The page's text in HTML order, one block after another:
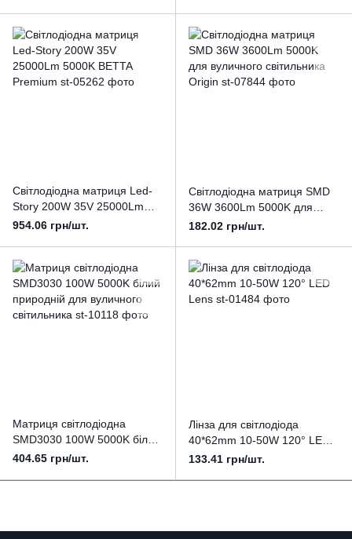
Світлодіодна матриця Led-
Story 200W 35V 25000Lm
5000K BETTA Premium
954.06 грн/шт.
Світлодіодна матриця SMD
36W 3600Lm 5000K для
вуличного світильника Origin
182.02 грн/шт.
Матриця світлодіодна
SMD3030 100W 5000K білий
природній для вуличного
404.65 грн/шт.
Лінза для світлодіода
40*62mm 10-50W 120° LED
Lens
133.41 грн/шт.